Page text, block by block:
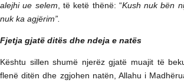
alejhi ue selem , të ketë thënë: “Kush nuk bën
nuk ka agjërim”.
Fjetja gjatë ditës dhe ndeja e natës
Kështu sillen shumë njerëz gjatë muajit të
flenë ditën dhe zgjohen natën, Allahu i